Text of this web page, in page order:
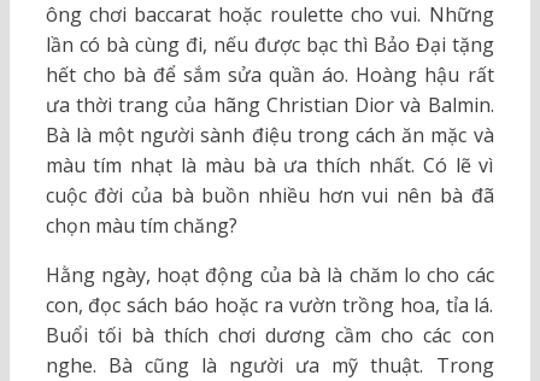
ông chơi baccarat hoặc roulette cho vui. Những
lần có bà cùng đi, nếu được bạc thì Bảo Đại tặng
hết cho bà để sắm sửa quần áo. Hoàng hậu rất
ưa thời trang của hãng Christian Dior và Balmin.
Bà là một người sành điệu trong cách ăn mặc và
màu tím nhạt là màu bà ưa thích nhất. Có lẽ vì
cuộc đời của bà buồn nhiều hơn vui nên bà đã
chọn màu tím chăng?
Hằng ngày, hoạt động của bà là chăm lo cho các
con, đọc sách báo hoặc ra vườn trồng hoa, tỉa lá.
Buổi tối bà thích chơi dương cầm cho các con
nghe. Bà cũng là người ưa mỹ thuật. Trong